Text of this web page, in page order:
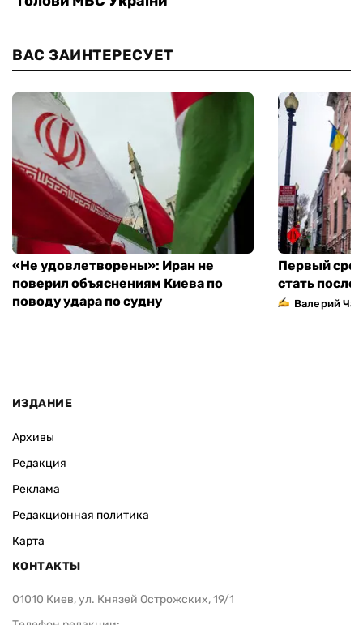
ВАС ЗАИНТЕРЕСУЕТ
«Не удовлетворены»: Иран не
поверил объяснениям Киева по
поводу удара по судну
Первый
стать
Валерий
ИЗДАНИЕ
Архивы
Редакция
Реклама
Редакционная политика
Карта
КОНТАКТЫ
01010 Киев, ул. Князей Острожских, 19/1